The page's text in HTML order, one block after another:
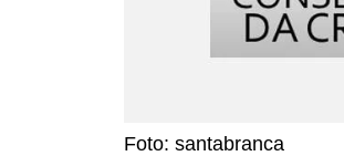
Foto: santabranca